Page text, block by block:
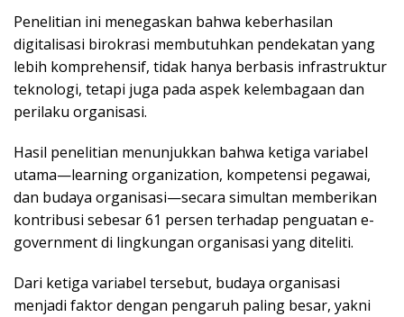
Penelitian ini menegaskan bahwa keberhasilan
digitalisasi birokrasi membutuhkan pendekatan yang
lebih komprehensif, tidak hanya berbasis infrastruktur
teknologi, tetapi juga pada aspek kelembagaan dan
perilaku organisasi.
Hasil penelitian menunjukkan bahwa ketiga variabel
utama—learning organization, kompetensi pegawai,
dan budaya organisasi—secara simultan memberikan
kontribusi sebesar 61 persen terhadap penguatan e-
government di lingkungan organisasi yang diteliti.
Dari ketiga variabel tersebut, budaya organisasi
menjadi faktor dengan pengaruh paling besar, yakni